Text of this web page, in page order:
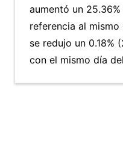
aumentó un
referencia al
se redujo un 0.18%
con el mismo día